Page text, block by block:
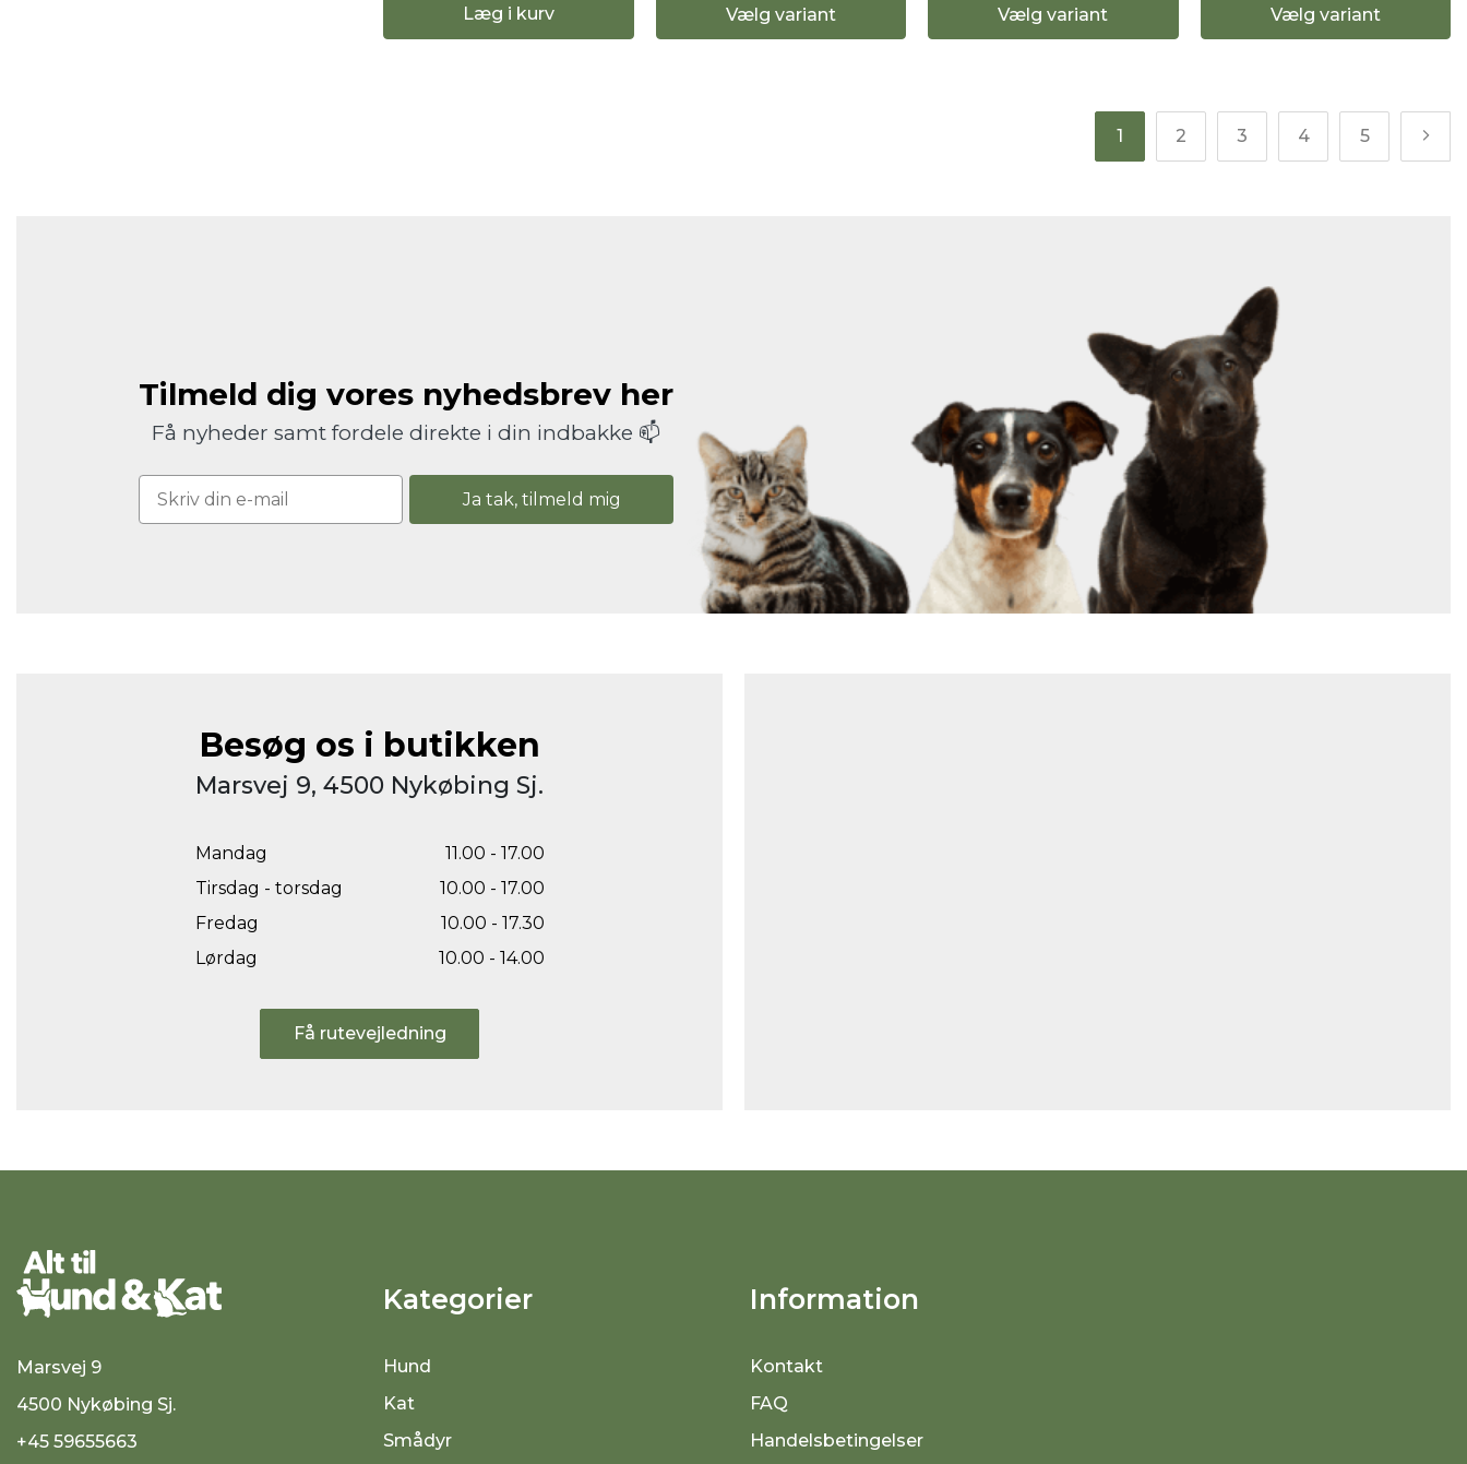
Læg i kurv Vælg variant Vælg variant Vælg variant
1 2 3 4 5
Tilmeld dig vores nyhedsbrev her
Få nyheder samt fordele direkte i din indbakke 📫
Ja tak, tilmeld mig
Besøg os i butikken
Marsvej 9, 4500 Nykøbing Sj.
Mandag
11.00 - 17.00
Tirsdag - torsdag
10.00 - 17.00
Fredag
10.00 - 17.30
Lørdag
10.00 - 14.00
Få rutevejledning
Marsvej 9
4500 Nykøbing Sj.
+45 59655663
Kategorier
Hund
Kat
Smådyr
Information
Kontakt
FAQ
Handelsbetingelser